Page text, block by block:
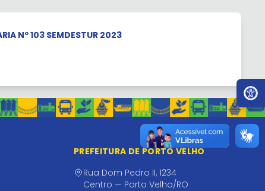
Nº 103 SEMDESTUR 2023
PREFEITURA DE PORTO VELHO
Rua Dom Pedro II, 1234
Centro — Porto Velho/RO
Ir